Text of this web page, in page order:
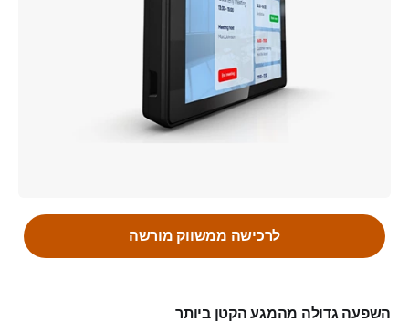
השפעה גדולה מהמגע הקטן ביותר
לרכישה ממשווק מורשה